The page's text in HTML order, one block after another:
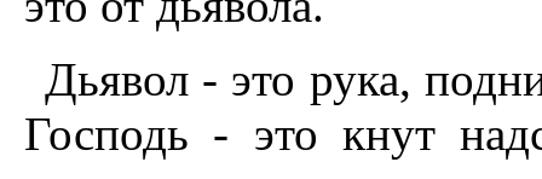
Дьявол - это рука,
Господь - это кнут